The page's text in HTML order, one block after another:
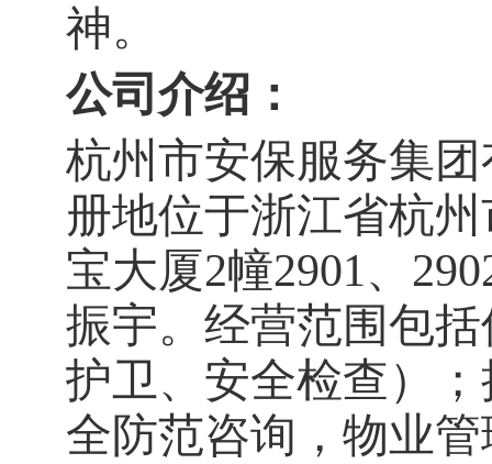
神。
公司介绍：
杭州市安保服务集
册地位于浙江省杭
宝大厦2幢2901、
振宇。经营范围包
护卫、安全检查）
全防范咨询，物业